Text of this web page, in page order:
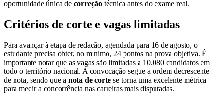
oportunidade única de correção técnica antes do exame real.
Critérios de corte e vagas limitadas
Para avançar à etapa de redação, agendada para 16 de agosto, o
estudante precisa obter, no mínimo, 24 pontos na prova objetiva. É
importante notar que as vagas são limitadas a 10.080 candidatos em
todo o território nacional. A convocação segue a ordem decrescente
de nota, sendo que a nota de corte se torna uma excelente métrica
para medir a concorrência nas carreiras mais disputadas.